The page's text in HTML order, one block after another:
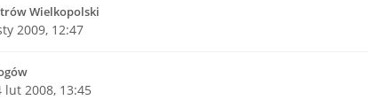
Wielkopolski
2009, 12:47
lut 2008, 13:45